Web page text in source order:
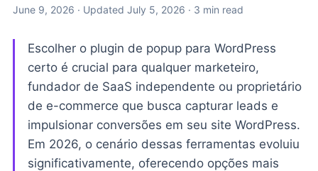
June 9, 2026 · Updated July 5, 2026 · 3 min read
Escolher o plugin de popup para WordPress
certo é crucial para qualquer marketeiro,
fundador de SaaS independente ou proprietário
de e-commerce que busca capturar leads e
impulsionar conversões em seu site WordPress.
Em 2026, o cenário dessas ferramentas evoluiu
significativamente, oferecendo opções mais